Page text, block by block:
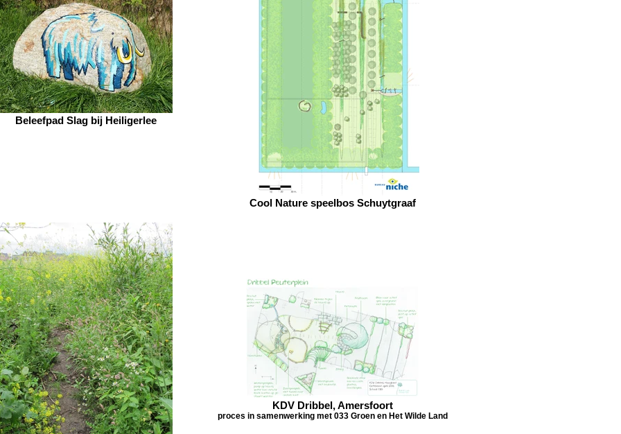
Beleefpad Slag bij Heiligerlee
Cool Nature speelbos Schuytgraaf
KDV Dribbel, Amersfoort
proces in samenwerking met 033 Groen en Het Wilde Land